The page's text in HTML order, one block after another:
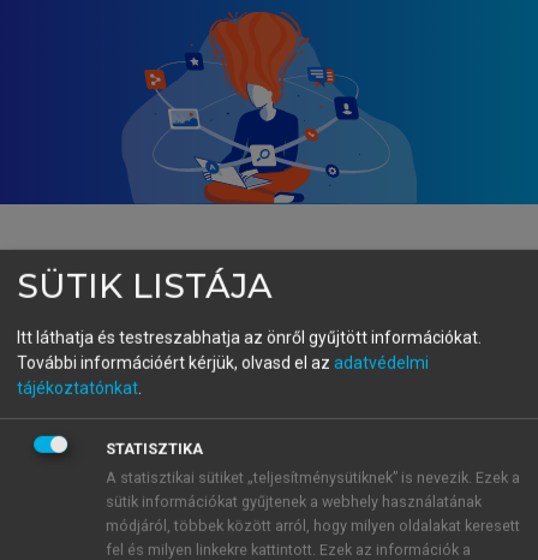
MAJOR LÁSZLÓ (SZERK.)
A katasztrófa-készenlét, a
reagálás és a
beavatkozásbiztonság
egészségügyi alapjai
OLVASÁS
SÜTIK LISTÁJA
Itt láthatja és testreszabhatja az önről gyűjtött információkat.
További információért kérjük, olvasd el az adatvédelmi
tájékoztatónkat.
STATISZTIKA
A statisztikai sütiket „teljesítménysütiknek” is nevezik. Ezek a
sütik információkat gyűjtenek a webhely használatának
módjáról, többek között arról, hogy milyen oldalakat keresett
fel és milyen linkekre kattintott. Ezek az információk a